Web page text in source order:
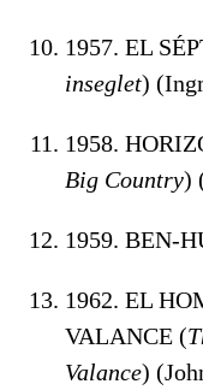
1957. EL
inseglet)
1958.
Big Country)
1959. BEN-
1962. EL
VALANCE (
Valance)